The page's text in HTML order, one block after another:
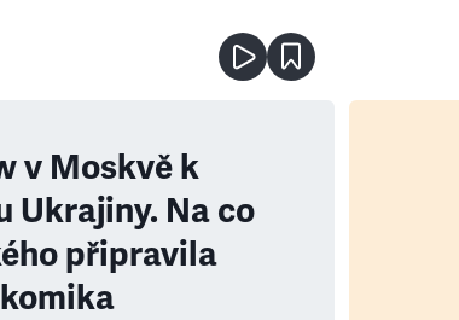
v Moskvě k
Ukrajiny. Na co
připravila